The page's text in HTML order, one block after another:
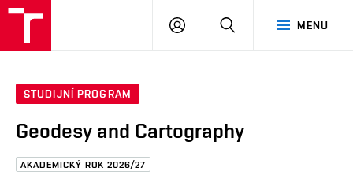
Brno
MENU
PŘIHLÁSIT
STUDIJNÍ PROGRAM
Geodesy and Cartography
AKADEMICKÝ ROK 2026/27